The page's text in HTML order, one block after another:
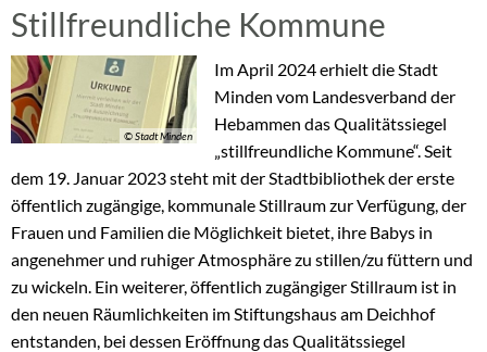
Stillfreundliche Kommune
© Stadt Minden
Im April 2024 erhielt die Stadt
Minden vom Landesverband der
Hebammen das Qualitätssiegel
„stillfreundliche Kommune“. Seit
dem 19. Januar 2023 steht mit der Stadtbibliothek der erste
öffentlich zugängige, kommunale Stillraum zur Verfügung, der
Frauen und Familien die Möglichkeit bietet, ihre Babys in
angenehmer und ruhiger Atmosphäre zu stillen/zu füttern und
zu wickeln. Ein weiterer, öffentlich zugängiger Stillraum ist in
den neuen Räumlichkeiten im Stiftungshaus am Deichhof
entstanden, bei dessen Eröffnung das Qualitätssiegel